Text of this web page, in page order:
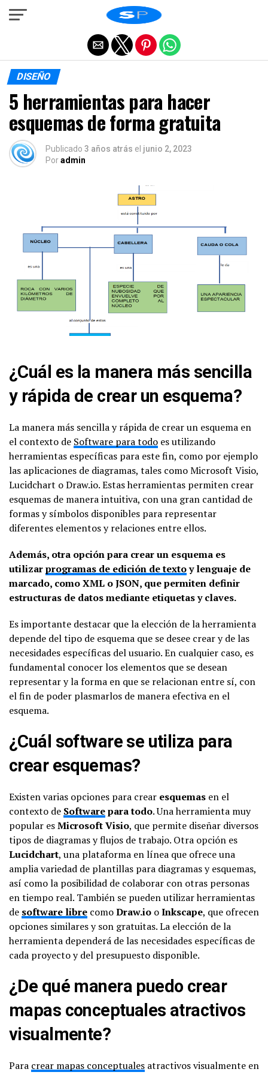
DISEÑO
5 herramientas para hacer
esquemas de forma gratuita
Publicado 3 años atrás el junio 2, 2023
Poradmin
¿Cuál es la manera más sencilla
y rápida de crear un esquema?
La manera más sencilla y rápida de crear un esquema en
el contexto de Software para todo es utilizando
herramientas específicas para este fin, como por ejemplo
las aplicaciones de diagramas, tales como Microsoft Visio,
Lucidchart o Draw.io. Estas herramientas permiten crear
esquemas de manera intuitiva, con una gran cantidad de
formas y símbolos disponibles para representar
diferentes elementos y relaciones entre ellos.
Además, otra opción para crear un esquema es
utilizarprogramas de edición de textoy lenguaje de
marcado, como XML o JSON, que permiten definir
estructuras de datos mediante etiquetas y claves.
Es importante destacar que la elección de la herramienta
depende del tipo de esquema que se desee crear y de las
necesidades específicas del usuario. En cualquier caso, es
fundamental conocer los elementos que se desean
representar y la forma en que se relacionan entre sí, con
el fin de poder plasmarlos de manera efectiva en el
esquema.
¿Cuál software se utiliza para
crear esquemas?
Existen varias opciones para crear esquemas en el
contexto de Softwarepara todo. Una herramienta muy
popular esMicrosoft Visio, que permite diseñar diversos
tipos de diagramas y flujos de trabajo. Otra opción es
Lucidchart, una plataforma en línea que ofrece una
amplia variedad de plantillas para diagramas y esquemas,
así como la posibilidad de colaborar con otras personas
en tiempo real. También se pueden utilizar herramientas
de software libre comoDraw.io oInkscape, que ofrecen
opciones similares y son gratuitas. La elección de la
herramienta dependerá de las necesidades específicas de
cada proyecto y del presupuesto disponible.
¿De qué manera puedo crear
mapas conceptuales atractivos
visualmente?
Para crear mapas conceptuales atractivos visualmente en
Salir de la versión móvil